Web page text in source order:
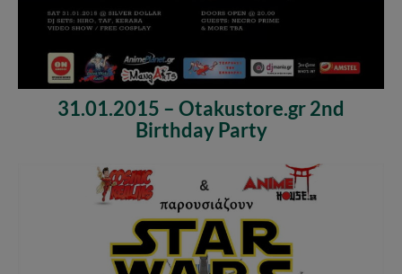
31.01.2015 – Otakustore.gr 2nd
Birthday Party